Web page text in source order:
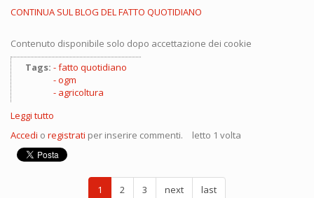
CONTINUA SUL BLOG DEL FATTO QUOTIDIANO
Contenuto disponibile solo dopo accettazione dei cookie
Tags:
fatto quotidiano
ogm
agricoltura
Leggi tutto
sei
un
organismo
geneticamente
modificato?
Accedi o registrati per inserire commenti. letto 1 volta
1 2 3 next last